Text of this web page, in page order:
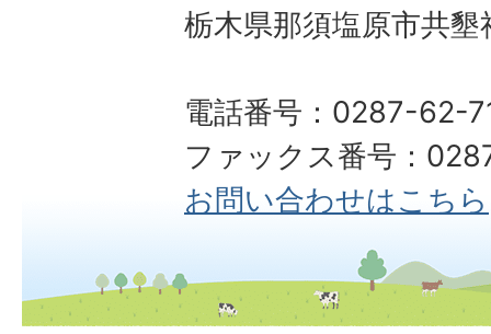
栃木県那須塩原市共
電話番号：0287-62-
ファックス番号：
お問い合わせはこちら